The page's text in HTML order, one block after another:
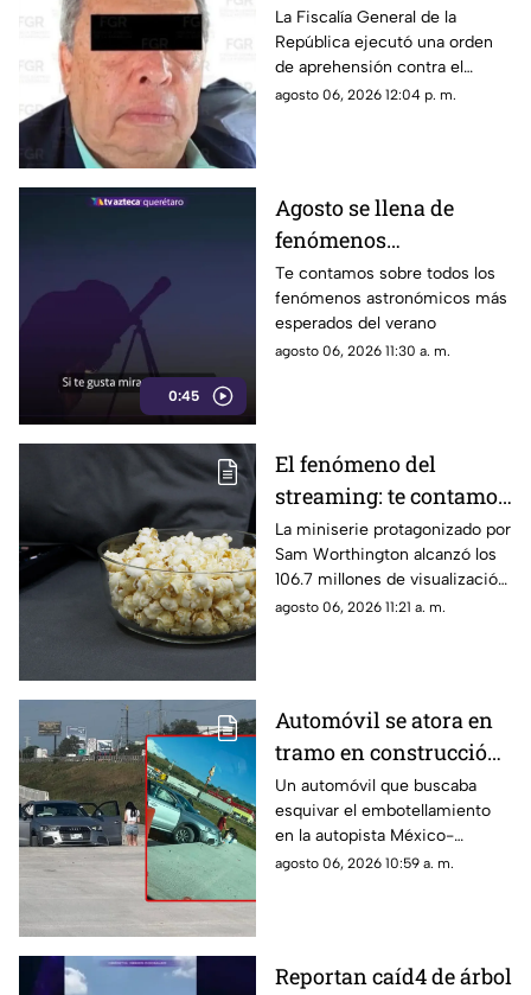
Aguirre, exgobernador
de Guerrero
La Fiscalía General de la
República ejecutó una orden
de aprehensión contra el
exmandatario de Guerrero por
agosto 06, 2026 12:04 p. m.
0:45
Agosto se llena de
fenómenos
astronómicos: las
fechas para verlos
gratis desde Querétaro
Te contamos sobre todos los
fenómenos astronómicos más
esperados del verano
agosto 06, 2026 11:30 a. m.
El fenómeno del
streaming: te contamos
de qué miniserie se
trata y por qué está
atrapando a millones
La miniserie protagonizado por
Sam Worthington alcanzó los
106.7 millones de visualización
en solo 46 días
agosto 06, 2026 11:21 a. m.
Automóvil se atora en
tramo en construcción
de la México-Querétaro
Un automóvil que buscaba
esquivar el embotellamiento
en la autopista México-
Querétaro ingresó a un sector
agosto 06, 2026 10:59 a. m.
Reportan caíd4 de árbol